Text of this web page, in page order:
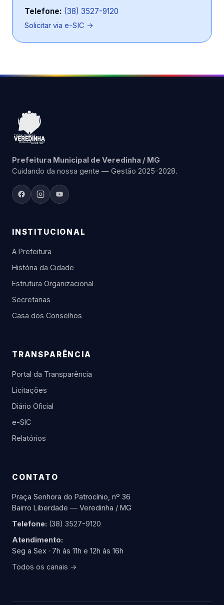
Telefone: (38) 3527-9120
Solicitar via e-SIC →
Prefeitura Municipal de Veredinha / MG
Cuidando da nossa gente — Gestão 2025-2028.
INSTITUCIONAL
A Prefeitura
História da Cidade
Estrutura Organizacional
Secretarias
Casa dos Conselhos
TRANSPARÊNCIA
Portal da Transparência
Licitações
Diário Oficial
e-SIC
Relatórios
CONTATO
Praça Senhora do Patrocínio, nº 36
Bairro Liberdade — Veredinha / MG
Telefone: (38) 3527-9120
Atendimento:
Seg a Sex · 7h às 11h e 12h às 16h
Todos os canais →